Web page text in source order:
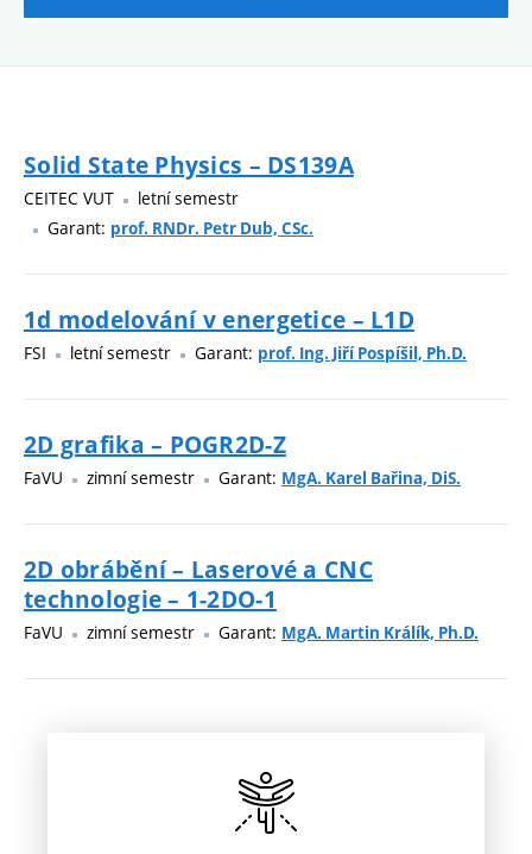
Solid State Physics – DS139A
CEITEC VUT
letní semestr
Garant: prof. RNDr. Petr Dub, CSc.
1d modelování v energetice – L1D
FSI letní semestr Garant: prof. Ing. Jiří Pospíšil, Ph.D.
2D grafika – POGR2D-Z
FaVU zimní semestr Garant: MgA. Karel Bařina, DiS.
2D obrábění – Laserové a CNC
technologie – 1-2DO-1
FaVU zimní semestr Garant: MgA. Martin Králík, Ph.D.